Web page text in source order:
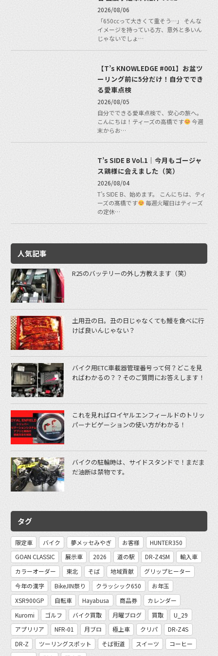
2026/08/06
「650ccって大きくて重そう…」 そんな
イメージを持っている方、意外と多いん
じゃないでしょ…
【T’s KNOWLEDGE #001】お盆ツ
ーリング前に5分だけ！自分ででき
る愛車点検
2026/08/05
自分でできる愛車点検で、安心の旅へ。
こんにちは！ティーズの高橋です
今週
末からお…
T’s SIDE B Vol.1｜今月もゴージャ
ス鶏様に会えました（笑）
2026/08/04
T’s SIDE B、始めます。 こんにちは、ティ
ーズの髙橋です
毎週火曜日はティーズ
の定休…
人気記事
R25のバッテリーの外し方教えます（笑）
土用丑の日。丑の日じゃなくても鰻を食べに行
けば良いんじゃない？
バイク用ETC車載器管理番号って何？どこを見
ればわかるの？？そのご質問にお答えします！
これを見ればロイヤルエンフィールドのトリッ
パーナビゲーションの使い方がわかる！
バイクの駐輪時は、サイドスタンドで！まだま
だ油断は禁物です。
タグ
限定車 バイク 夢メッセみやぎ お客様
HUNTER350
GOAN CLASSIC
展示車 2026 道の駅 DR-Z4SM
輸入車
カラーオーダー
東北 そば 地域貢献
グリップヒーター
今年の漢字
BikeJIN祭り クラッシック650
お年玉
XSR900GP
自転車 Hayabusa 商品券
カレンダー
Kuromi
ゴルフ バイク買取 月曜ブログ 買取
U_29
アプリリア
NFR-01 月ブロ 極上車 クリパ
DR-Z4S
DR-Z
ツーリングスポット そば街道 スイーツ
コーヒー